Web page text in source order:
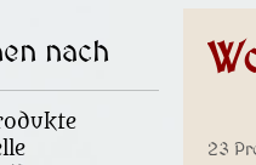
nach
23